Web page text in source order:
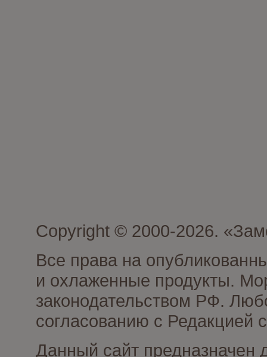
Copyright © 2000-2026.
Все права на
и охлаженные продукты.
законодательством РФ.
согласованию с Редакцией
Данный сайт предназначен